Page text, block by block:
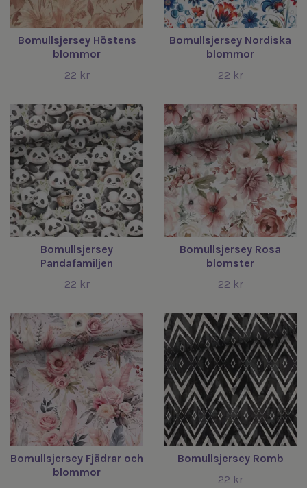
Bomullsjersey Höstens
blommor
22 kr
Bomullsjersey Nordiska
blommor
22 kr
Bomullsjersey
Pandafamiljen
22 kr
Bomullsjersey Rosa
blomster
22 kr
Bomullsjersey Fjädrar och
blommor
Bomullsjersey Romb
22 kr